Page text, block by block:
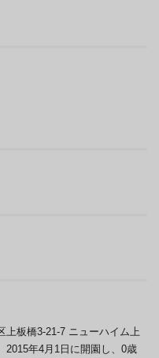
上板橋3-21-7 ニューハイム上
2015年4月1日に開園し、0歳